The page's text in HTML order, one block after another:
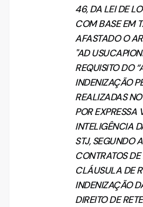
46, DA LEI DE
COM BASE EM
AFASTADO O
"AD
REQUISITO DO
INDENIZAÇÃO
REALIZADAS
POR EXPRESSA
INTELIGÊNCIA
STJ, SEGUNDO
CONTRATOS
CLÁUSULA DE
INDENIZAÇÃO
DIREITO DE